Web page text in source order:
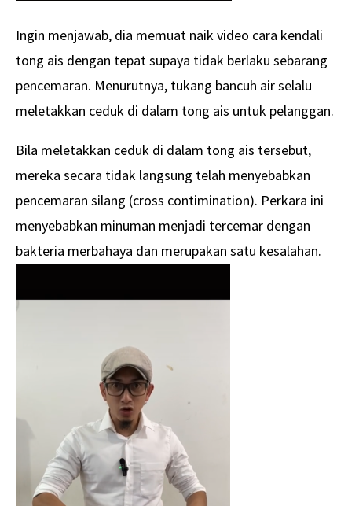
Ingin menjawab, dia memuat naik video cara kendali
tong ais dengan tepat supaya tidak berlaku sebarang
pencemaran. Menurutnya, tukang bancuh air selalu
meletakkan ceduk di dalam tong ais untuk pelanggan.
Bila meletakkan ceduk di dalam tong ais tersebut,
mereka secara tidak langsung telah menyebabkan
pencemaran silang (cross contimination). Perkara ini
menyebabkan minuman menjadi tercemar dengan
bakteria merbahaya dan merupakan satu kesalahan.